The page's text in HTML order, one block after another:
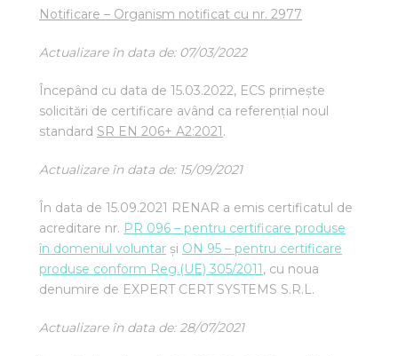
Notificare – Organism notificat cu nr. 2977
Actualizare în data de: 07/03/2022
Începând cu data de 15.03.2022, ECS primește
solicitări de certificare având ca referențial noul
standard SR EN 206+ A2:2021.
Actualizare în data de: 15/09/2021
În data de 15.09.2021 RENAR a emis certificatul de
acreditare nr. PR 096 – pentru certificare produse
în domeniul voluntar și ON 95 – pentru certificare
produse conform Reg.(UE) 305/2011, cu noua
denumire de EXPERT CERT SYSTEMS S.R.L.
Actualizare în data de: 28/07/2021